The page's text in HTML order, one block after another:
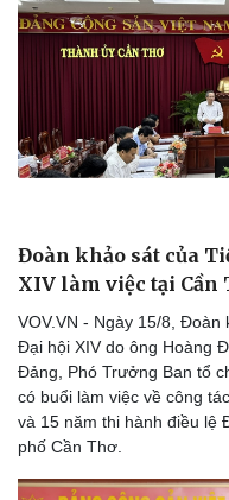
Đoàn khảo sát của
XIV làm việc tại Cần
VOV.VN - Ngày 15/8,
Đại hội XIV do ông Hoàng
Đảng, Phó Trưởng Ban tổ
có buổi làm việc về công
và 15 năm thi hành điều lệ
phố Cần Thơ.